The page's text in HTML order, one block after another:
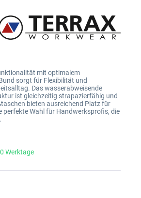
mit optimalem
sorgt für Flexibilität und
Das wasserabweisende
ist gleichzeitig strapazierfähig und
bieten ausreichend Platz für
perfekte Wahl für Handwerksprofis, die
Werktage